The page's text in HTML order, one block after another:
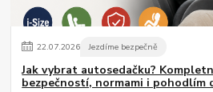
22.07.2026 Jezdíme bezpečně
Jak vybrat autosedačku?
bezpečností, normami i pohodlím